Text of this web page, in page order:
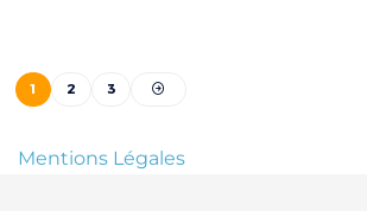
1 2 3
Mentions Légales